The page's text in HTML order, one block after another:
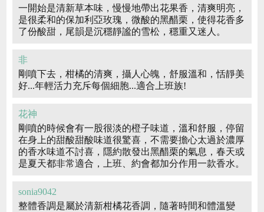
一開始是清新草本味，慢慢地帶出花果香，清爽明亮，
是很柔和的保加利亞玫瑰，微酸的黑醋栗，使得花香多
了份酸甜，尾韻是沉穩靜謐的雪松，穩重又迷人。
非
剛噴下去，柑橘的清爽，攝人心魄，舒服溫和，恬靜美
好...年輕活力充斥每個細胞...適合上班族!
花神
剛噴的時候會有一股很淡的橙子味道，溫和舒服，停留
在身上的甜酸甜酸味道很驚喜，不需要擔心太過於濃厚
的香水味道不討喜，隱約散發出黑醋栗的氣息，春天或
是夏天都非常適合，上班、約會都加分作用一款香水。
sonia9042
整體香調是屬於清新柑橘花香調，隨著時間和體溫變